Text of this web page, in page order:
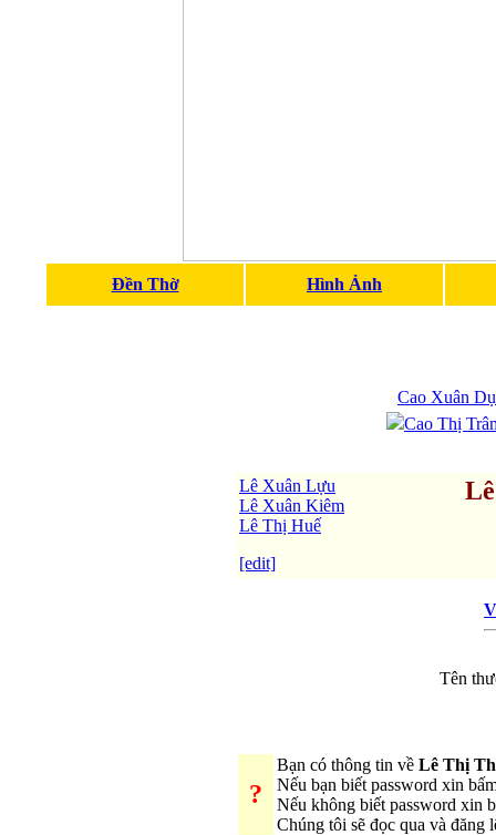
Đền Thờ Hình Ảnh
Cao Xuân
Cao Thị
Lê Xuân Lựu
Lê Xuân Kiêm
Lê Thị Huế
[edit]
Tên
?
Bạn có thông tin về Lê Thị
Nếu bạn biết password xin
Nếu không biết password xin
Chúng tôi sẽ đọc qua và đăng